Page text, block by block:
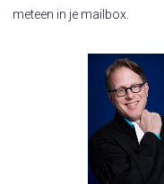
meteen in je mailbox.